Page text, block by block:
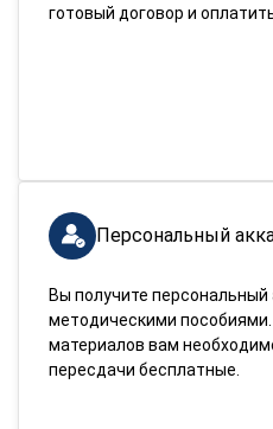
готовый договор и
Персональный
Вы получите персональный
методическими пособиями.
материалов вам
пересдачи бесплатные.